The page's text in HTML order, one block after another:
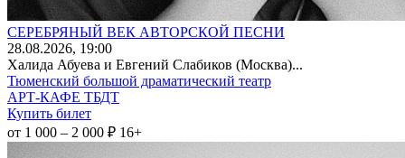
СЕРЕБРЯНЫЙ ВЕК АВТОРСКОЙ ПЕСНИ
28.08.2026, 19:00
Халида Абуева и Евгений Слабиков (Москва)...
Тюменский большой драматический театр
АРТ-КАФЕ ТБДТ
Купить билет
от 1 000 – 2 000 ₽ 16+